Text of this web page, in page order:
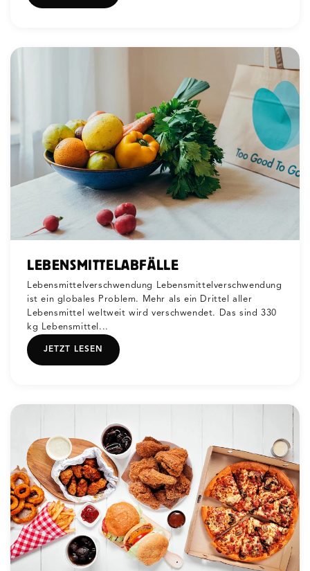
LEBENSMITTELABFÄLLE
Lebensmittelverschwendung Lebensmittelverschwendung
ist ein globales Problem. Mehr als ein Drittel aller
Lebensmittel weltweit wird verschwendet. Das sind 330
kg Lebensmittel...
JETZT LESEN